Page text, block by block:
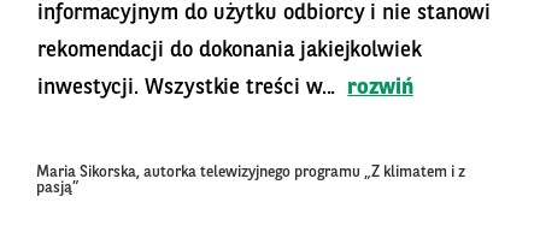
informacyjnym do użytku odbiorcy i nie stanowi
rekomendacji do dokonania jakiejkolwiek
inwestycji. Wszystkie treści w...
rozwiń
Maria Sikorska, autorka telewizyjnego programu „Z klimatem i z
pasją”